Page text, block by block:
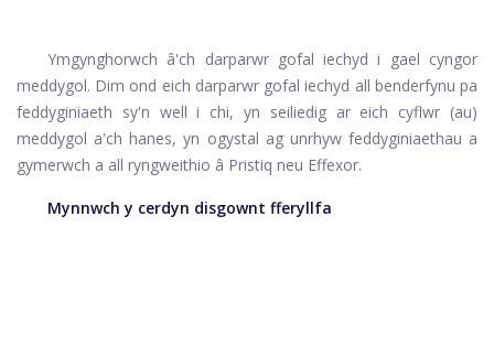
Ymgynghorwch â'ch darparwr gofal iechyd i gael cyngor
meddygol. Dim ond eich darparwr gofal iechyd all benderfynu pa
feddyginiaeth sy'n well i chi, yn seiliedig ar eich cyflwr (au)
meddygol a'ch hanes, yn ogystal ag unrhyw feddyginiaethau a
gymerwch a all ryngweithio â Pristiq neu Effexor.
Mynnwch y cerdyn disgownt fferyllfa